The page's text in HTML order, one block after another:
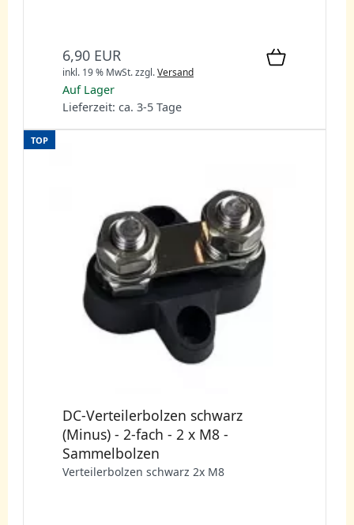
6,90 EUR
inkl. 19 % MwSt.zzgl.Versand
Auf Lager
Lieferzeit: ca. 3-5 Tage
TOP
DC-Verteilerbolzen schwarz
(Minus) - 2-fach - 2 x M8 -
Sammelbolzen
Verteilerbolzen schwarz 2x M8